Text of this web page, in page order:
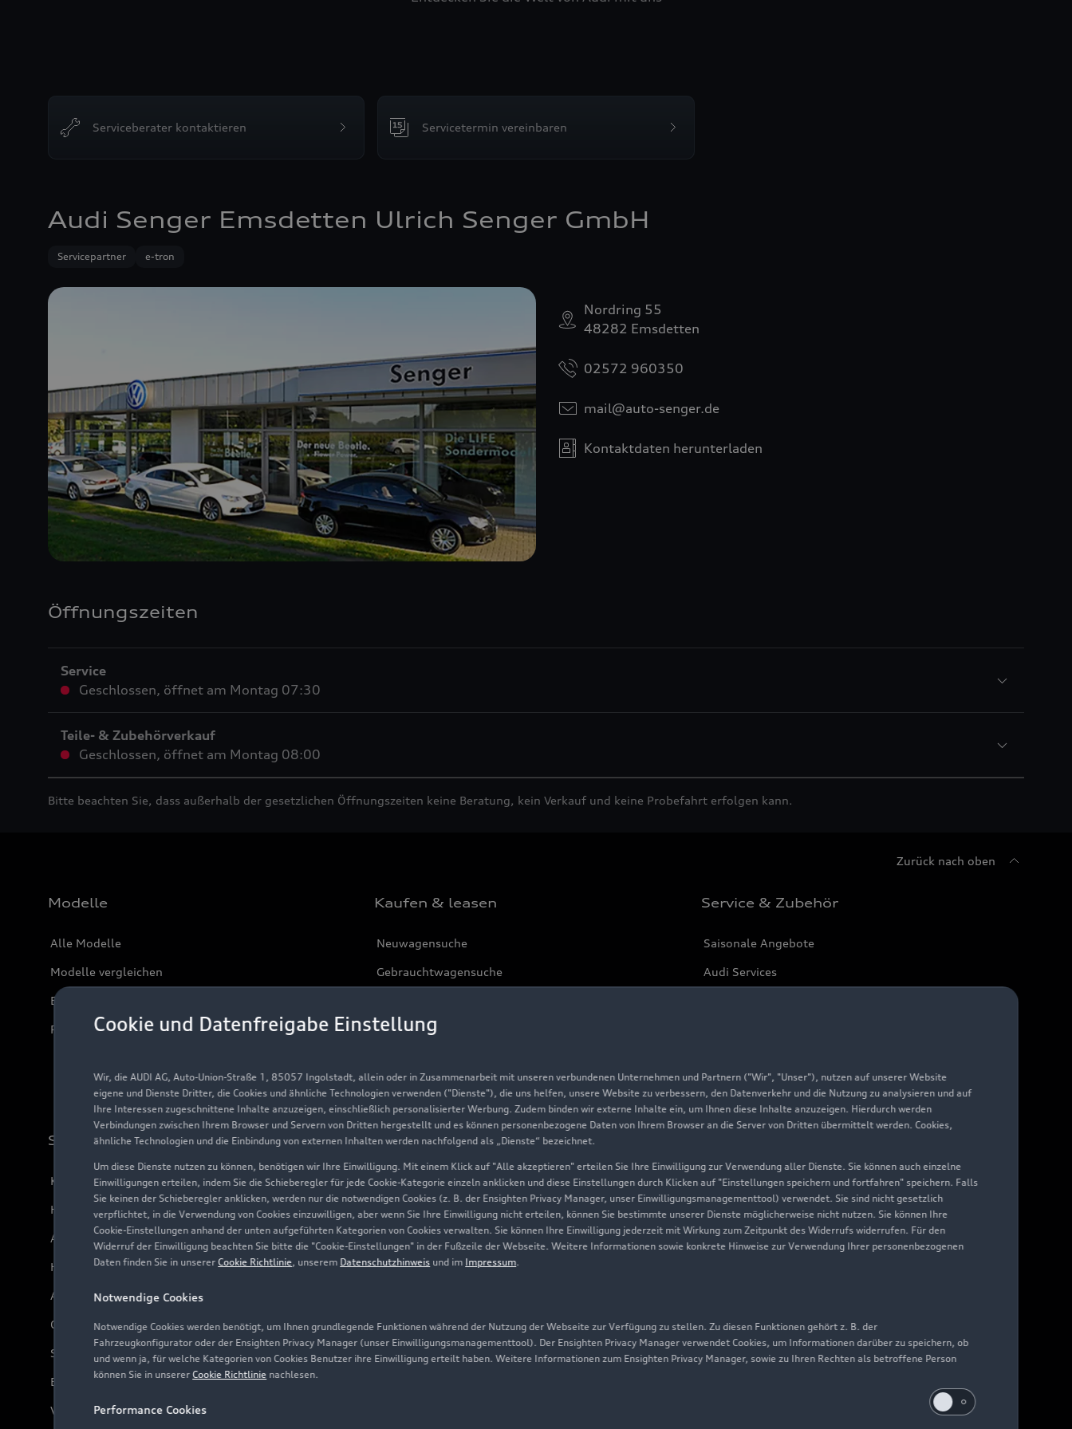
Cookie und Datenfreigabe Einstellung
Wir, die AUDI AG, Auto-Union-Straße 1, 85057 Ingolstadt, allein oder in Zusammenarbeit mit unseren verbundenen Unternehmen und Partnern ("Wir", "Unser"), nutzen auf unserer Website
eigene und Dienste Dritter, die Cookies und ähnliche Technologien verwenden ("Dienste"), die uns helfen, unsere Website zu verbessern, den Datenverkehr und die Nutzung zu analysieren und auf
Ihre Interessen zugeschnittene Inhalte anzuzeigen, einschließlich personalisierter Werbung. Zudem binden wir externe Inhalte ein, um Ihnen diese Inhalte anzuzeigen. Hierdurch werden
Verbindungen zwischen Ihrem Browser und Servern von Dritten hergestellt und es können personenbezogene Daten von Ihrem Browser an die Server von Dritten übermittelt werden. Cookies,
ähnliche Technologien und die Einbindung von externen Inhalten werden nachfolgend als „Dienste“ bezeichnet.
Um diese Dienste nutzen zu können, benötigen wir Ihre Einwilligung. Mit einem Klick auf "Alle akzeptieren" erteilen Sie Ihre Einwilligung zur Verwendung aller Dienste. Sie können auch einzelne
Einwilligungen erteilen, indem Sie die Schieberegler für jede Cookie-Kategorie einzeln anklicken und diese Einstellungen durch Klicken auf "Einstellungen speichern und fortfahren" speichern. Falls
Sie keinen der Schieberegler anklicken, werden nur die notwendigen Cookies (z. B. der Ensighten Privacy Manager, unser Einwilligungsmanagementtool) verwendet. Sie sind nicht gesetzlich
verpflichtet, in die Verwendung von Cookies einzuwilligen, aber wenn Sie Ihre Einwilligung nicht erteilen, können Sie bestimmte unserer Dienste möglicherweise nicht nutzen. Sie können Ihre
Cookie-Einstellungen anhand der unten aufgeführten Kategorien von Cookies verwalten. Sie können Ihre Einwilligung jederzeit mit Wirkung zum Zeitpunkt des Widerrufs widerrufen. Für den
Widerruf der Einwilligung beachten Sie bitte die "Cookie-Einstellungen" in der Fußzeile der Webseite. Weitere Informationen sowie konkrete Hinweise zur Verwendung Ihrer personenbezogenen
Daten finden Sie in unsererCookie Richtlinie, unserem Datenschutzhinweis und im Impressum.
Notwendige Cookies
Notwendige Cookies werden benötigt, um Ihnen grundlegende Funktionen während der Nutzung der Webseite zur Verfügung zu stellen. Zu diesen Funktionen gehört z. B. der
Fahrzeugkonfigurator oder der Ensighten Privacy Manager (unser Einwilligungsmanagementtool). Der Ensighten Privacy Manager verwendet Cookies, um Informationen darüber zu speichern, ob
und wenn ja, für welche Kategorien von Cookies Benutzer ihre Einwilligung erteilt haben. Weitere Informationen zum Ensighten Privacy Manager, sowie zu Ihren Rechten als betroffene Person
können Sie in unsererCookie Richtlinie nachlesen.
Performance Cookies
Serviceberater kontaktieren Servicetermin vereinbaren
Audi Senger Emsdetten Ulrich Senger GmbH
Servicepartner e-tron
Nordring 55
48282 Emsdetten
02572 960350
mail@auto-senger.de
Kontaktdaten herunterladen
Öffnungszeiten
Service
Geschlossen, öffnet am Montag 07:30
Teile- & Zubehörverkauf
Geschlossen, öffnet am Montag 08:00
Bitte beachten Sie, dass außerhalb der gesetzlichen Öffnungszeiten keine Beratung, kein Verkauf und keine Probefahrt erfolgen kann.
Zurück nach oben
Modelle
Alle Modelle
Modelle vergleichen
Elektromodelle
Plug-in-Hybride
Kaufen & leasen
Neuwagensuche
Gebrauchtwagensuche
Finanzierung
Geschäftskunden
Service & Zubehör
Saisonale Angebote
Audi Services
Support
Kundenservice
Händlersuche
Audi Code
Häufige Fragen (FAQ)
Audi Online Beratung
Online-Terminvereinbarung
Servicekontakt
Bordbuch & Bedienungsanleitungen
Verträge kündigen
Über Audi
Unternehmen
Karriere
Investor Relations
Presse & Media Center
Audi erleben
Newsletter